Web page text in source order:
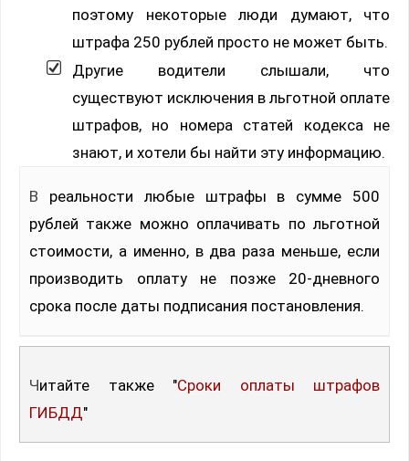
поэтому некоторые люди думают, что
штрафа 250 рублей просто не может быть.
Другие водители слышали, что
существуют исключения в льготной оплате
штрафов, но номера статей кодекса не
знают, и хотели бы найти эту информацию.
В реальности любые штрафы в сумме 500
рублей также можно оплачивать по льготной
стоимости, а именно, в два раза меньше, если
производить оплату не позже 20-дневного
срока после даты подписания постановления.
Читайте также "Сроки оплаты штрафов
ГИБДД"